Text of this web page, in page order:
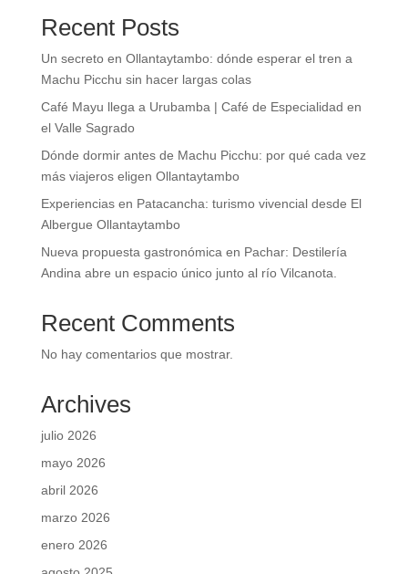
Recent Posts
Un secreto en Ollantaytambo: dónde esperar el tren a
Machu Picchu sin hacer largas colas
Café Mayu llega a Urubamba | Café de Especialidad en
el Valle Sagrado
Dónde dormir antes de Machu Picchu: por qué cada vez
más viajeros eligen Ollantaytambo
Experiencias en Patacancha: turismo vivencial desde El
Albergue Ollantaytambo
Nueva propuesta gastronómica en Pachar: Destilería
Andina abre un espacio único junto al río Vilcanota.
Recent Comments
No hay comentarios que mostrar.
Archives
julio 2026
mayo 2026
abril 2026
marzo 2026
enero 2026